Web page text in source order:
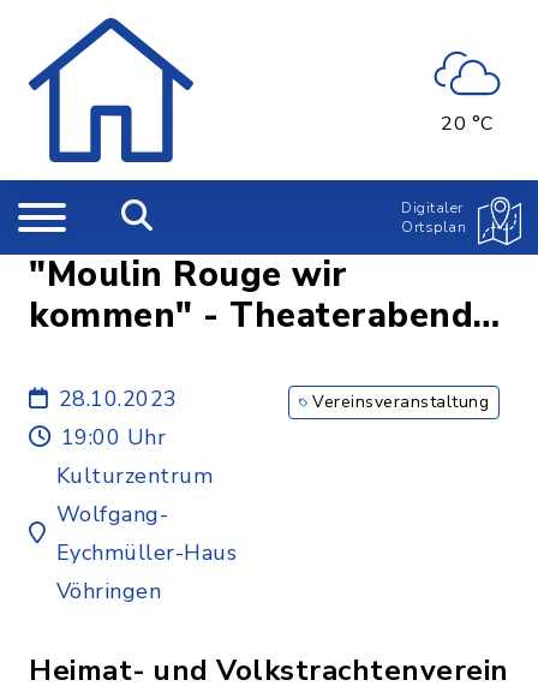
20 °C
Digitaler
Ortsplan
"Moulin Rouge wir
kommen" - Theaterabende
28.10.2023
19:00 Uhr
Kulturzentrum
Wolfgang-
Eychmüller-Haus
Vöhringen
Vereinsveranstaltung
Heimat- und Volkstrachtenverein